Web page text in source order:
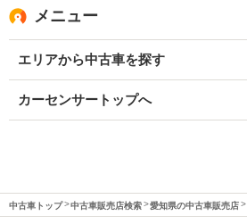
メニュー
エリアから中古車を探す
カーセンサートップへ
中古車トップ 中古車販売店検索 愛知県の中古車販売店